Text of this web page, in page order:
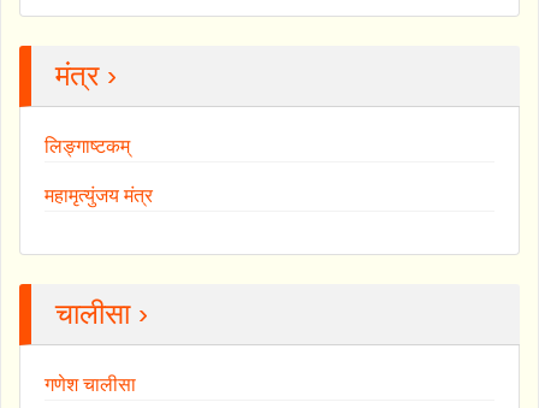
मंत्र ›
लिङ्गाष्टकम्
महामृत्युंजय मंत्र
चालीसा ›
गणेश चालीसा